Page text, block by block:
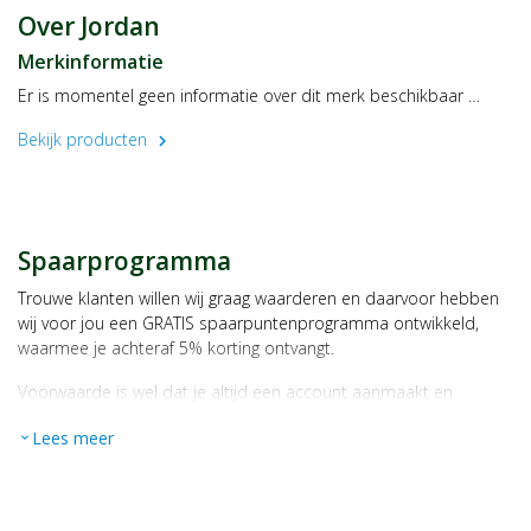
Maak voorzichtige in- en uitgaande bewegingen.
Forceer de rager niet in te smalle ruimtes.
Borstel na gebruik afspoelen.
Over Jordan
Merkinformatie
Er is momentel geen informatie over dit merk beschikbaar …
Bekijk producten
chevron_right
Spaarprogramma
Trouwe klanten willen wij graag waarderen en daarvoor hebben
wij voor jou een GRATIS spaarpuntenprogramma ontwikkeld,
waarmee je achteraf 5% korting ontvangt.
Voorwaarde is wel dat je altijd een account aanmaakt en
Bij iedere bestelling ontvang je per bestede euro 1 spaarpunt,
expand_more Lees meer